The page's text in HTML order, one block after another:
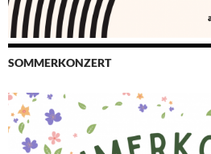
SOMMERKONZERT